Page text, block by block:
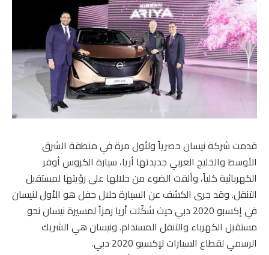
قدمت شركة نيسان حصرياً ولأول مرة في منطقة الشرق
الأوسط والخليج العربي جديدتها أريا، سيارة الكروس أوفر
الكهربائية كلياً، وألقت الضوء من خلالها على رؤيتها لمستقبل
التنقل. وقد جرى الكشف عن السيارة خلال حفل هو الأول لنيسان
في إكسبو 2020 دبي حيث شكّلت أريا رمزاً لمسيرة نيسان نحو
مستقبل الكهرباء والتنقل المستدام. ونيسان هي الشريك
الرسمي لقطاع السيارات لإكسبو 2020 دبي.